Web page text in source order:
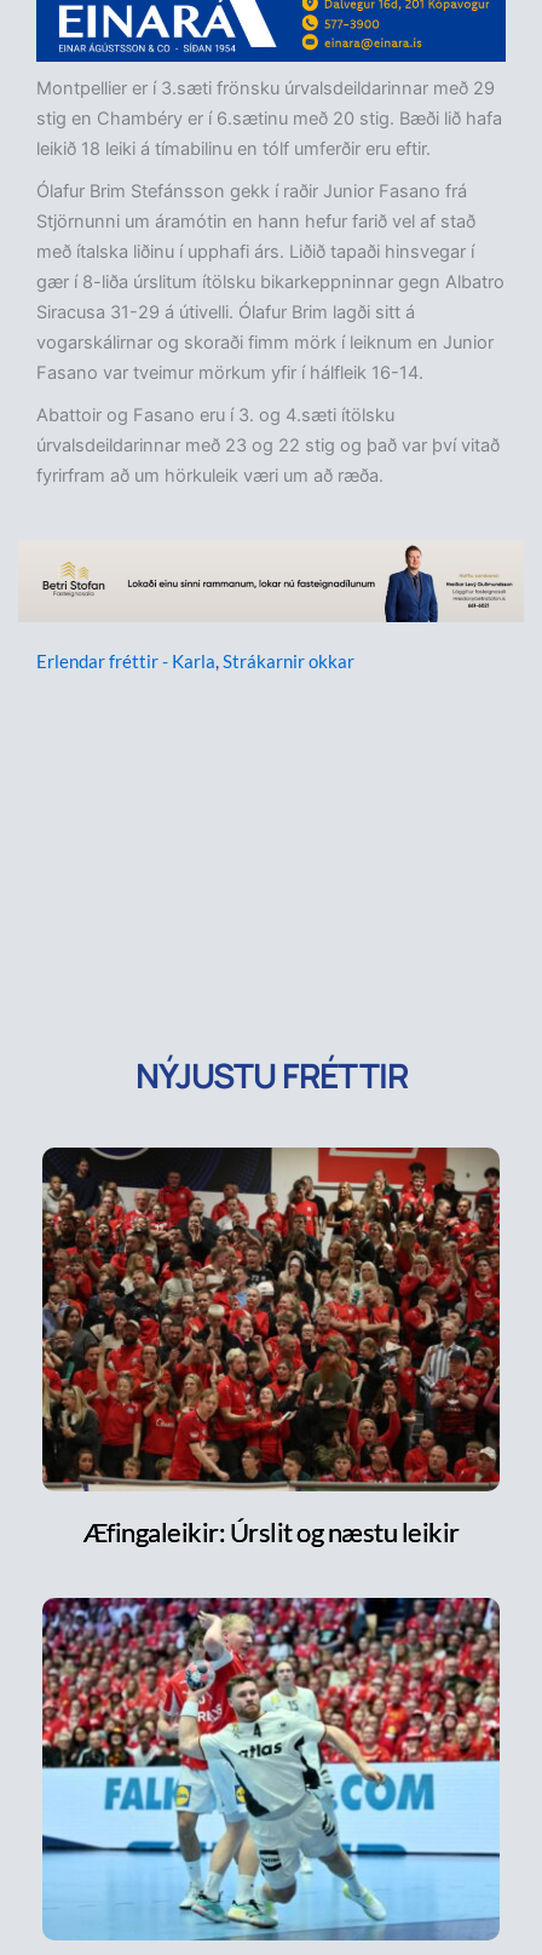
Montpellier er í 3.sæti frönsku úrvalsdeildarinnar með 29
stig en Chambéry er í 6.sætinu með 20 stig. Bæði lið hafa
leikið 18 leiki á tímabilinu en tólf umferðir eru eftir.
Ólafur Brim Stefánsson gekk í raðir Junior Fasano frá
Stjörnunni um áramótin en hann hefur farið vel af stað
með ítalska liðinu í upphafi árs. Liðið tapaði hinsvegar í
gær í 8-liða úrslitum ítölsku bikarkeppninnar gegn Albatro
Siracusa 31-29 á útivelli. Ólafur Brim lagði sitt á
vogarskálirnar og skoraði fimm mörk í leiknum en Junior
Fasano var tveimur mörkum yfir í hálfleik 16-14.
Abattoir og Fasano eru í 3. og 4.sæti ítölsku
úrvalsdeildarinnar með 23 og 22 stig og það var því vitað
fyrirfram að um hörkuleik væri um að ræða.
Erlendar fréttir - Karla,Strákarnir okkar
NÝJUSTU FRÉTTIR
Æfingaleikir: Úrslit og næstu leikir